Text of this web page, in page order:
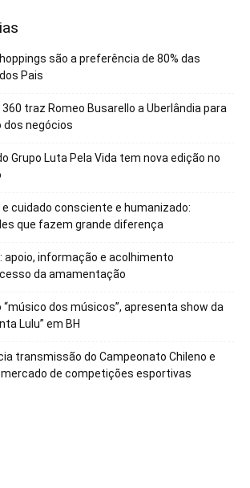
são a preferência de 80% das
Pais
traz Romeo Busarello a Uberlândia para
negócios
Grupo Luta Pela Vida tem nova edição no
cuidado consciente e humanizado:
que fazem grande diferença
apoio, informação e acolhimento
da amamentação
“músico dos músicos”, apresenta show da
Lulu” em BH
transmissão do Campeonato Chileno e
de competições esportivas